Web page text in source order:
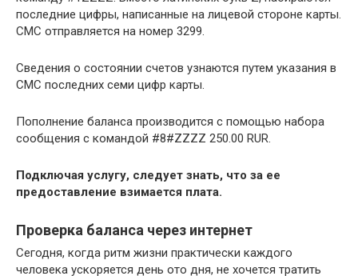
последние цифры, написанные на лицевой стороне карты.
СМС отправляется на номер 3299.
Сведения о состоянии счетов узнаются путем указания в
СМС последних семи цифр карты.
Пополнение баланса производится с помощью набора
сообщения с командой #8#ZZZZ 250.00 RUR.
Подключая услугу, следует знать, что за ее
предоставление взимается плата.
Проверка баланса через интернет
Сегодня, когда ритм жизни практически каждого
человека ускоряется день ото дня, не хочется тратить